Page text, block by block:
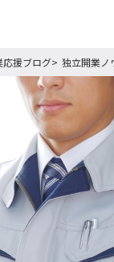
応援ブログ 独立開業ノ